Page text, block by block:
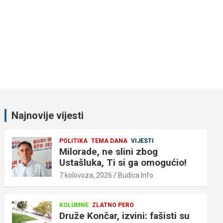
Najnovije vijesti
POLITIKA TEMA DANA VIJESTI
Milorade, ne slini zbog
Ustašluka, Ti si ga omogućio!
7 kolovoza, 2026 Budica Info
KOLUMNE ZLATNO PERO
Druže Končar, izvini: fašisti su